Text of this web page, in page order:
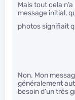
Mais tout cela
message initial,
photos signifiait
Non. Mon
généralement
besoin d’un très